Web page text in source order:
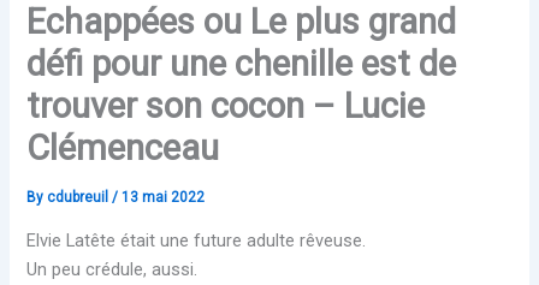
Echappées ou Le plus grand
défi pour une chenille est de
trouver son cocon – Lucie
Clémenceau
Bycdubreuil/13 mai 2022
Elvie Latête était une future adulte rêveuse.
Un peu crédule, aussi.